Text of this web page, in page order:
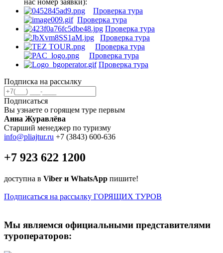
Проверка тура
Проверка тура
Проверка тура
Проверка тура
Проверка тура
Проверка тура
Проверка тура
Подписка на рассылку
Подписаться
Вы узнаете о горящем туре первым
Анна Журавлёва
Старший менеджер по туризму
info@pliajtur.ru +7 (3843) 600-636
+7 923 622 1200
доступна в Viber и WhatsApp пишите!
Подписаться на рассылку ГОРЯЩИХ ТУРОВ
Мы являемся официальными представителями
туроператоров: